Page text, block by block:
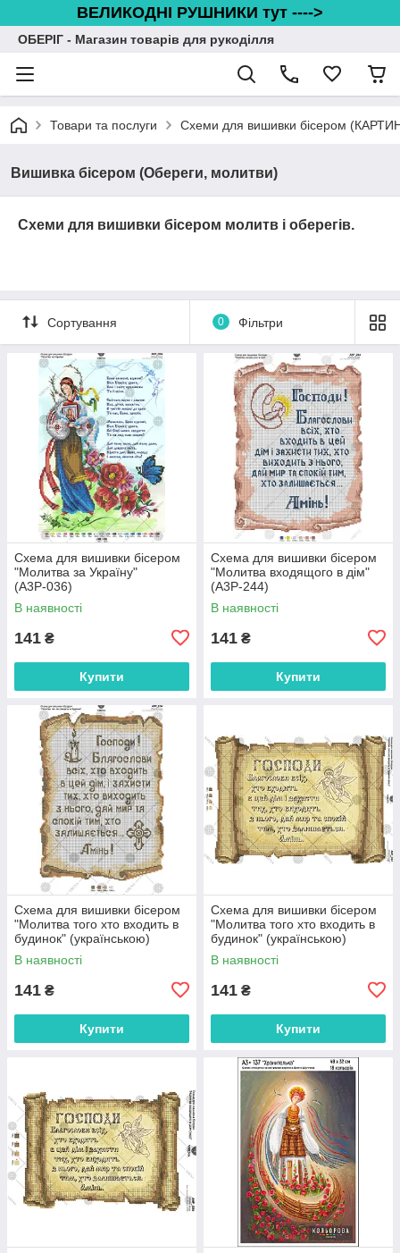
ВЕЛИКОДНІ РУШНИКИ тут ---->
ОБЕРІГ - Магазин товарів для рукоділля
Товари та послуги Схеми для вишивки бісером
Вишивка бісером (Обереги, молитви)
Схеми для вишивки бісером молитв і оберегів.
Сортування 0 Фільтри
Схема для вишивки бісером
"Молитва за Україну"
(А3Р-036)
В наявності
141 ₴
Купити
Схема для вишивки бісером
"Молитва входящого в дім"
(А3Р-244)
В наявності
141 ₴
Купити
Схема для вишивки бісером
"Молитва того хто входить в
будинок" (українською)
(А3Р-104)
В наявності
141 ₴
Купити
Схема для вишивки бісером
"Молитва того хто входить в
будинок" (українською)
(А3Р-067)
В наявності
141 ₴
Купити